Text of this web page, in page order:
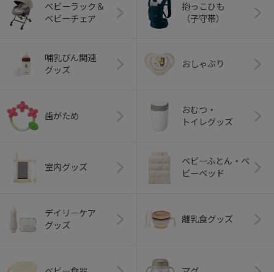
ベビーラック＆
ベビーチェア
抱っこひも
（子守帯）
哺乳びん関連
グッズ
おしゃぶり
歯がため
おむつ・
トイレグッズ
室内グッズ
ベビーふとん・ベ
ビーベッド
デイリーケア
グッズ
離乳食グッズ